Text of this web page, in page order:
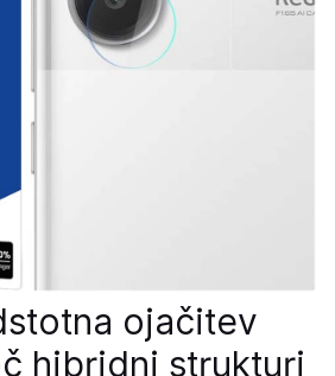
ojačitev
hibridni strukturi